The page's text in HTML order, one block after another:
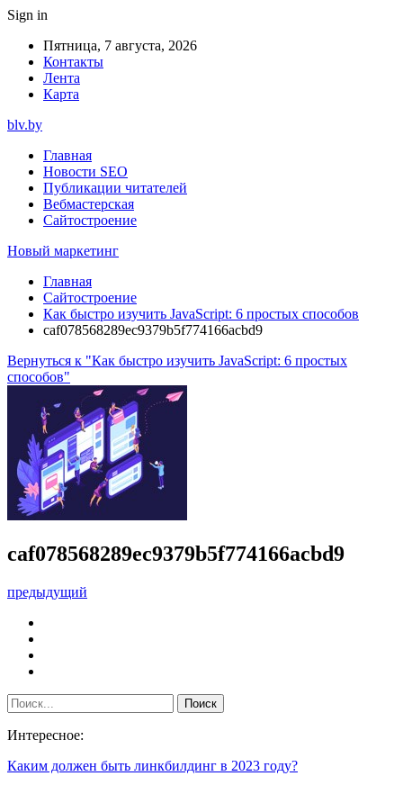
Sign in
Пятница, 7 августа, 2026
Контакты
Лента
Карта
blv.by
Главная
Новости SEO
Публикации читателей
Вебмастерская
Сайтостроение
Новый маркетинг
Главная
Сайтостроение
Как быстро изучить JavaScript: 6 простых способов
caf078568289ec9379b5f774166acbd9
Вернуться к "Как быстро изучить JavaScript: 6 простых
способов"
caf078568289ec9379b5f774166acbd9
предыдущий
Интересное:
Каким должен быть линкбилдинг в 2023 году?